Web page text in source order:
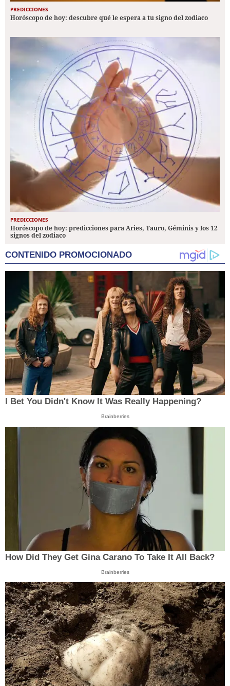
PREDICCIONES
Horóscopo de hoy: descubre qué le espera a tu signo del zodiaco
PREDICCIONES
Horóscopo de hoy: predicciones para Aries, Tauro, Géminis y los 12
signos del zodiaco
CONTENIDO PROMOCIONADO
I Bet You Didn't Know It Was Really Happening?
Brainberries
How Did They Get Gina Carano To Take It All Back?
Brainberries